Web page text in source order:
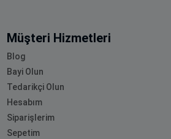
Müşteri Hizmetleri
Blog
Bayi Olun
Tedarikçi Olun
Hesabım
Siparişlerim
Sepetim